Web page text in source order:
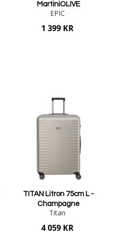
MartiniOLIVE
EPIC
1 399 KR
TITAN Litron 75cm L -
Champagne
Titan
4 059 KR